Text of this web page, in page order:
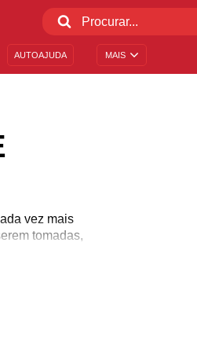
MAIS
AUTOAJUDA
vez mais
tomadas,